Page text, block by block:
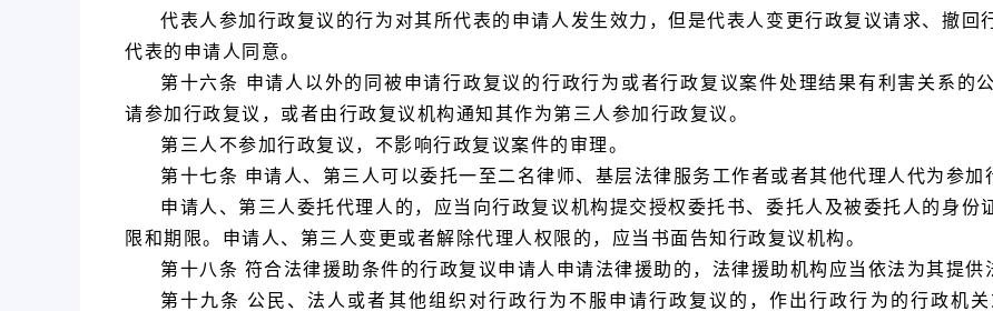
代表人参加行政复议的行为对其所代表的申请人发生效力，但是代表人变更行政复议请求、撤回
代表的申请人同意。
第十六条 申请人以外的同被申请行政复议的行政行为或者行政复议案件处理结果有利害关系的
请参加行政复议，或者由行政复议机构通知其作为第三人参加行政复议。
第三人不参加行政复议，不影响行政复议案件的审理。
第十七条 申请人、第三人可以委托一至二名律师、基层法律服务工作者或者其他代理人代为参加
申请人、第三人委托代理人的，应当向行政复议机构提交授权委托书、委托人及被委托人的身份
限和期限。申请人、第三人变更或者解除代理人权限的，应当书面告知行政复议机构。
第十八条 符合法律援助条件的行政复议申请人申请法律援助的，法律援助机构应当依法为其提供
第十九条 公民、法人或者其他组织对行政行为不服申请行政复议的，作出行政行为的行政机